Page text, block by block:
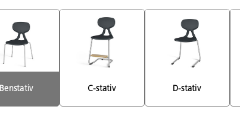
Benstativ C-stativ D-stativ